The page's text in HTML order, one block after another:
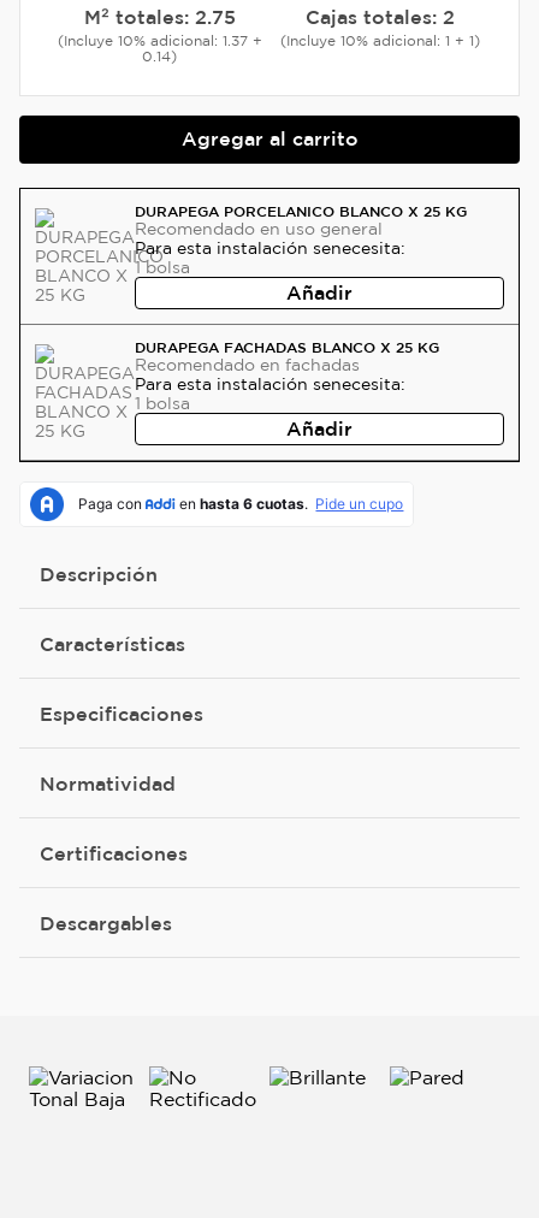
M² totales: 2.75
(Incluye 10% adicional: 1.37 +
0.14)
Cajas totales: 2
(Incluye 10% adicional: 1 + 1)
Agregar al carrito
DURAPEGA PORCELANICO BLANCO X 25 KG
Recomendado en uso general
Para esta instalación senecesita:
1 bolsa
Añadir
DURAPEGA FACHADAS BLANCO X 25 KG
Recomendado en fachadas
Para esta instalación senecesita:
1 bolsa
Añadir
Descripción
Características
Especificaciones
Normatividad
Certificaciones
Descargables